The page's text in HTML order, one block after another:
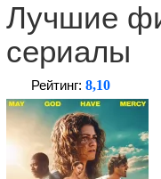
Лучшие
сериалы
Рейтинг: 8,10